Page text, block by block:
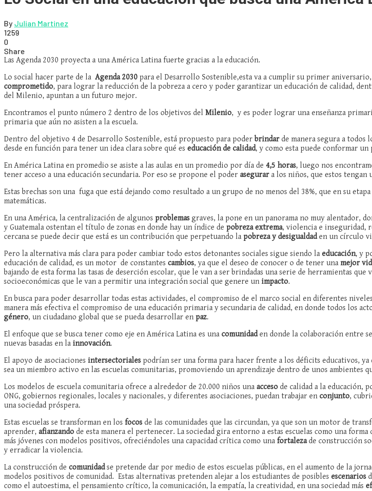
By Julian Martinez
1259
0
Share
Las Agenda 2030 proyecta a una América Latina fuerte gracias a la educación.
Lo social hacer parte de la Agenda 2030 para el Desarrollo Sostenible,esta va a cumplir su primer
comprometido, para lograr la reducción de la pobreza a cero y poder garantizar un educación de calidad,
del Milenio, apuntan a un futuro mejor.
Encontramos el punto número 2 dentro de los objetivos del Milenio, y es poder lograr una enseñanza
primaria que aún no asisten a la escuela.
Dentro del objetivo 4 de Desarrollo Sostenible, está propuesto para poder brindar de manera segura a todos
desde en función para tener un idea clara sobre qué es educación de calidad, y como esta puede conformar un
En América Latina en promedio se asiste a las aulas en un promedio por día de 4,5 horas, luego nos
tener acceso a una educación secundaria. Por eso se propone el poder asegurar a los niños, que estos tengan
Estas brechas son una fuga que está dejando como resultado a un grupo de no menos del 38%, que en su
matemáticas.
En una América, la centralización de algunos problemas graves, la pone en un panorama no muy alentador,
y Guatemala ostentan el título de zonas en donde hay un índice de pobreza extrema, violencia e inseguridad,
cercana se puede decir que está es un contribución que perpetuando la pobreza y desigualdaden un círculo
Pero la alternativa más clara para poder cambiar todo estos detonantes sociales sigue siendo la educación, y
educación de calidad, es un motor de constantes cambios, ya que el deseo de conocer o de tener una mejor
bajando de esta forma las tasas de deserción escolar, que le van a ser brindadas una serie de herramientas
socioeconómicas que le van a permitir una integración social que genere un impacto.
En busca para poder desarrollar todas estas actividades, el compromiso de el marco social en diferentes
manera más efectiva el compromiso de una educación primaria y secundaria de calidad, en donde todos los
género, un ciudadano global que se pueda desarrollar en paz.
El enfoque que se busca tener como eje en América Latina es una comunidaden donde la colaboración entre
nuevas basadas en la innovación.
El apoyo de asociaciones intersectoriales podrían ser una forma para hacer frente a los déficits educativos,
sea un miembro activo en las escuelas comunitarias, promoviendo un aprendizaje dentro de unos ambientes
Los modelos de escuela comunitaria ofrece a alrededor de 20.000 niños una acceso de calidad a la educación,
ONG, gobiernos regionales, locales y nacionales, y diferentes asociaciones, puedan trabajar en conjunto,
una sociedad próspera.
Estas escuelas se transforman en los focos de las comunidades que las circundan, ya que son un motor de
aprender, afianzando de esta manera el pertenecer. La sociedad gira entorno a estas escuelas como una
más jóvenes con modelos positivos, ofreciéndoles una capacidad crítica como una fortalezade construcción
y erradicar la violencia.
La construcción de comunidadse pretende dar por medio de estos escuelas públicas, en el aumento de la
modelos positivos de comunidad. Estas alternativas pretenden alejar a los estudiantes de posibles escenarios
como el autoestima, el pensamiento crítico, la comunicación, la empatía, la creatividad, en una sociedad más